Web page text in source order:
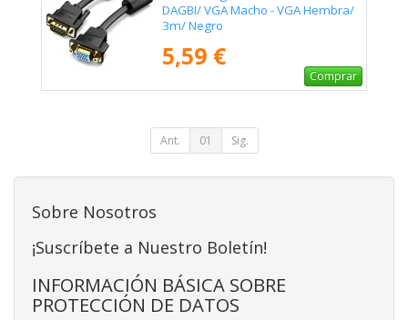
DAGBI/ VGA Macho - VGA Hembra/
3m/ Negro
5,59 €
Comprar
Ant. 01 Sig.
Sobre Nosotros
¡Suscríbete a Nuestro Boletín!
INFORMACIÓN BÁSICA SOBRE
PROTECCIÓN DE DATOS